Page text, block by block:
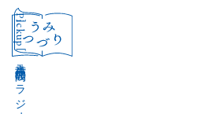
［Pickup］